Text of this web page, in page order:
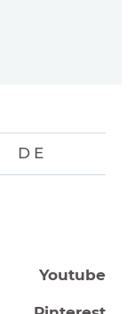
Youtube
DE